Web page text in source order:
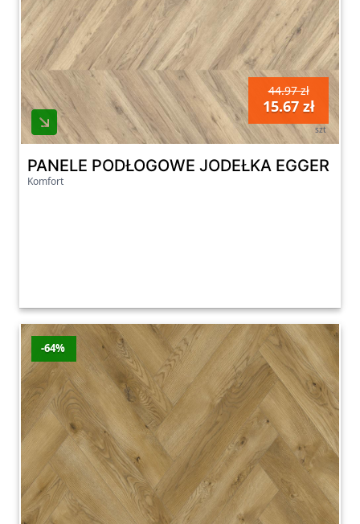
44.97 zł
15.67 zł
szt
PANELE PODŁOGOWE JODEŁKA EGGER
Komfort
-64%